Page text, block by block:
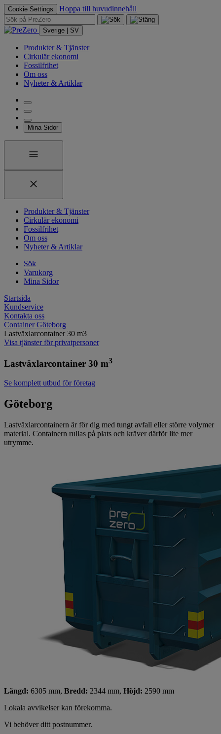
Cookie Settings Hoppa till huvudinnehåll
Sverige | SV
Produkter & Tjänster
Cirkulär ekonomi
Fossilfrihet
Om oss
Nyheter & Artiklar
Mina Sidor
Produkter & Tjänster
Cirkulär ekonomi
Fossilfrihet
Om oss
Nyheter & Artiklar
Sök
Varukorg
Mina Sidor
Startsida
Kundservice
Kontakta oss
Container Göteborg
Lastväxlarcontainer 30 m3
Visa tjänster för privatpersoner
Lastväxlarcontainer 30 m3
Se komplett utbud för företag
Göteborg
Lastväxlarcontainern är för dig med tungt avfall eller större volymer
material. Containern rullas på plats och kräver därför lite mer
utrymme.
Längd: 6305 mm, Bredd: 2344 mm, Höjd: 2590 mm
Lokala avvikelser kan förekomma.
Vi behöver ditt postnummer.